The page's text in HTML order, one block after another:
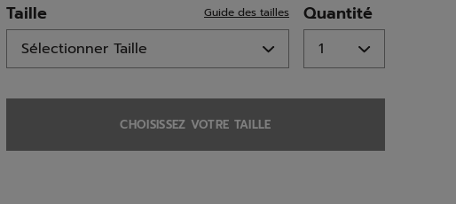
Taille Guide des tailles Quantité
CHOISISSEZ VOTRE TAILLE